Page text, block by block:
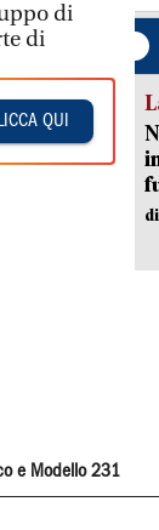
di
di
QUI
e Modello 231